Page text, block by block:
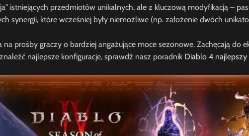
istniejących przedmiotów unikalnych, ale z kluczową modyfikacją –
synergii, które wcześniej były niemożliwe (np. założenie dwóch
prośby graczy o bardziej angażujące moce sezonowe. Zachęcają do
najlepsze konfiguracje, sprawdź nasz poradnik Diablo 4 najlepszy